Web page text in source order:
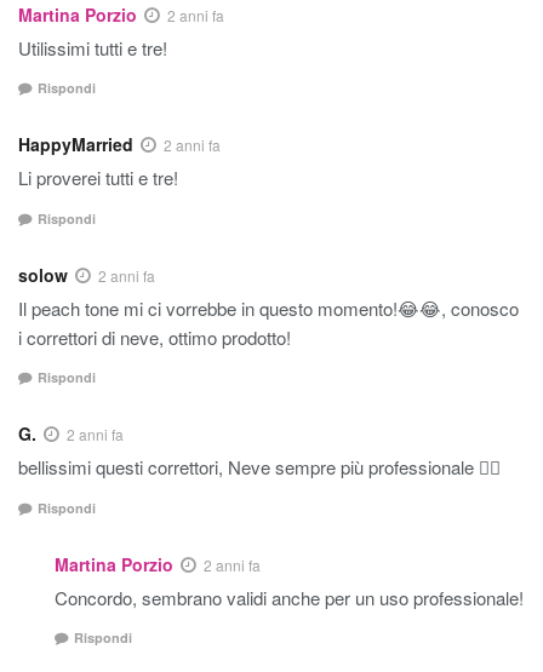
Martina Porzio 2 anni fa
Utilissimi tutti e tre!
Rispondi
HappyMarried 2 anni fa
Li proverei tutti e tre!
Rispondi
solow 2 anni fa
Il peach tone mi ci vorrebbe in questo momento!😂😂, conosco
i correttori di neve, ottimo prodotto!
Rispondi
G. 2 anni fa
bellissimi questi correttori, Neve sempre più professionale 👍🏼
Rispondi
Martina Porzio 2 anni fa
Concordo, sembrano validi anche per un uso professionale!
Rispondi